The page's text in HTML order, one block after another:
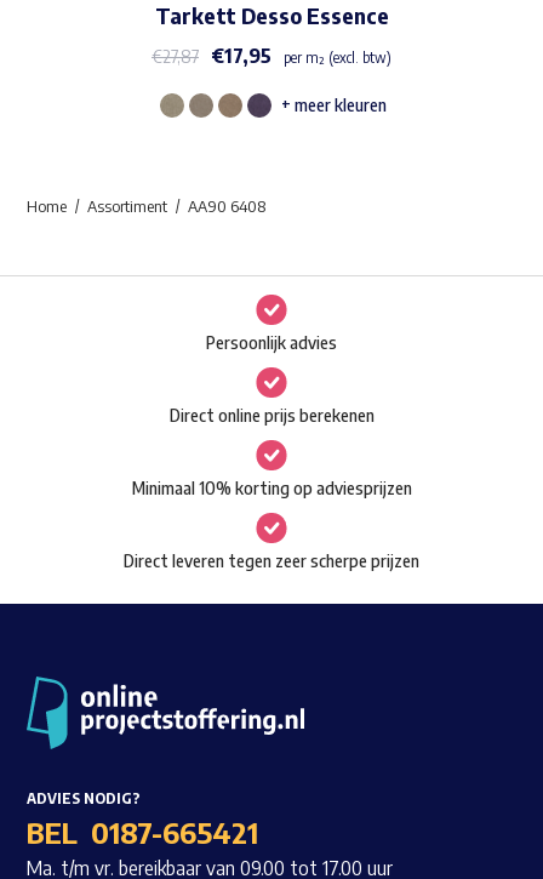
Waar ben je naar op zoek?
Tarkett Desso Essence
€27,87 €17,95 per m² (excl. btw)
Dit
Deze
optie
kan
gekozen
worden
op
de
productpagina
+ meer kleuren
Home Assortiment AA90 6408
Persoonlijk advies
Direct online prijs berekenen
Minimaal 10% korting op adviesprijzen
Direct leveren tegen zeer scherpe prijzen
ADVIES NODIG?
BEL 0187-665421
Ma. t/m vr. bereikbaar van 09.00 tot 17.00 uur